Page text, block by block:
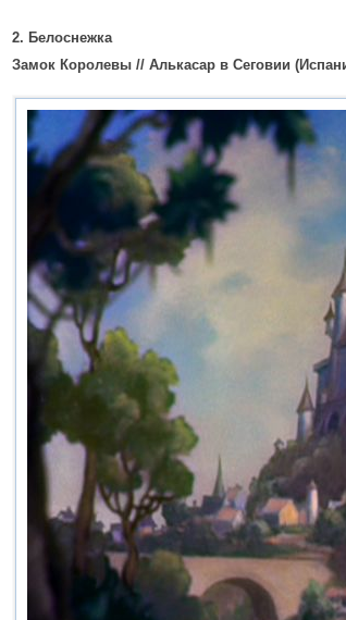
2. Белоснежка
Замок Королевы // Алькасар в Сеговии